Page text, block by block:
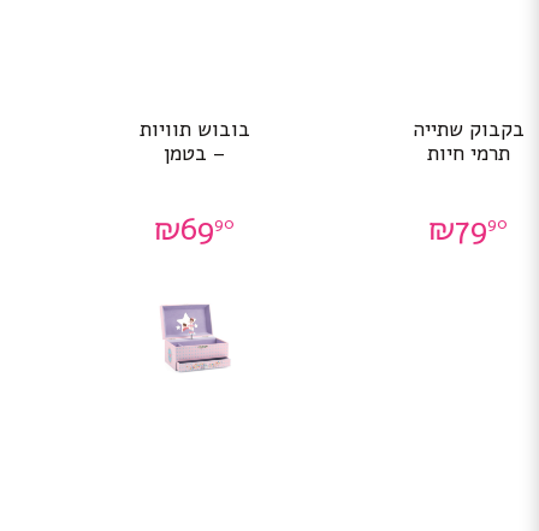
בקבוק שתייה
תרמי חיות
₪7990
בובוש תוויות
– בטמן
₪6990